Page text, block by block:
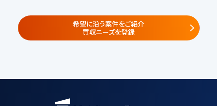
（https://www.mirai-fp.co.jp/）
共同サービス提供者・共同セミナー企
画者
・当社が遂行する事業で取得した個人情
氏名、電話番号、メールアドレス、所属企
希望に沿う案件をご紹介
買収ニーズを登録